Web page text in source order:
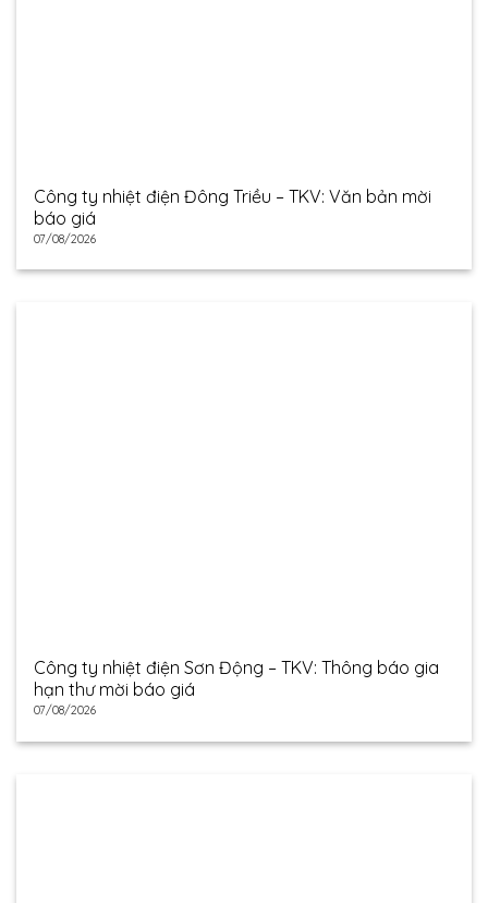
Công ty nhiệt điện Đông Triều – TKV: Văn bản mời
báo giá
07/08/2026
Công ty nhiệt điện Sơn Động – TKV: Thông báo gia
hạn thư mời báo giá
07/08/2026